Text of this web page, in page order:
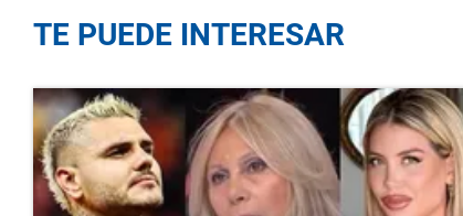
TE PUEDE INTERESAR